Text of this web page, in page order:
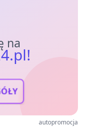
na
autopromocja